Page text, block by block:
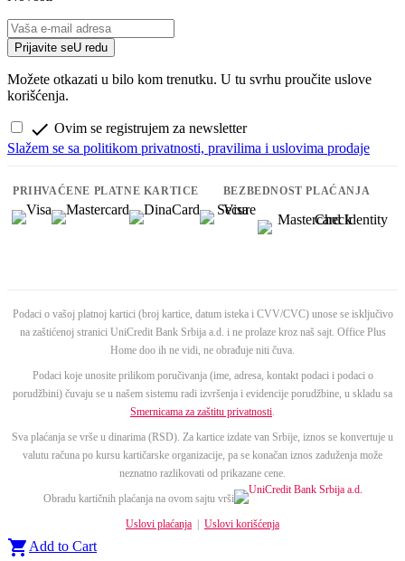
Prijavite seU redu
Možete otkazati u bilo kom trenutku. U tu svrhu proučite uslove
korišćenja.
 Ovim se registrujem za newsletter
Slažem se sa politikom privatnosti, pravilima i uslovima prodaje
PRIHVAĆENE PLATNE KARTICE BEZBEDNOST PLAĆANJA
Podaci o vašoj platnoj kartici (broj kartice, datum isteka i CVV/CVC) unose se isključivo
na zaštićenoj stranici UniCredit Bank Srbija a.d. i ne prolaze kroz naš sajt. Office Plus
Home doo ih ne vidi, ne obrađuje niti čuva.
Podaci koje unosite prilikom poručivanja (ime, adresa, kontakt podaci i podaci o
porudžbini) čuvaju se u našem sistemu radi izvršenja i evidencije porudžbine, u skladu sa
Smernicama za zaštitu privatnosti.
Sva plaćanja se vrše u dinarima (RSD). Za kartice izdate van Srbije, iznos se konvertuje u
valutu računa po kursu kartičarske organizacije, pa se konačan iznos zaduženja može
neznatno razlikovati od prikazane cene.
Obradu kartičnih plaćanja na ovom sajtu vrši
Uslovi plaćanja
Uslovi korišćenja
 Add to Cart